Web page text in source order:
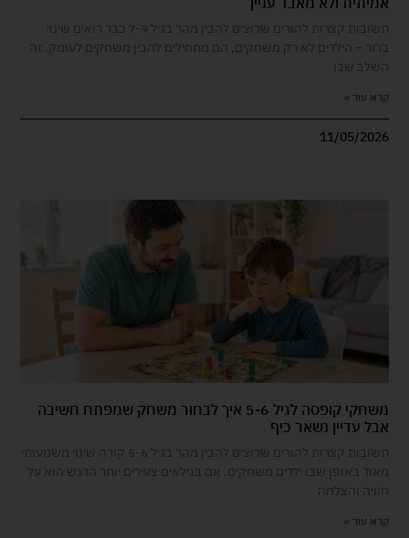
תשובות קצרות להורים שרוצים להבין מהר בגיל 7-9 כבר רואים שינוי
ברור – הילדים לא רק משחקים, הם מתחילים להבין משחקים לעומק. זה
השלב שבו
קרא עוד »
11/05/2026
משחקי קופסה לגיל 5-6 איך לבחור משחק שמפתח חשיבה
אבל עדיין נשאר כיף
תשובות קצרות להורים שרוצים להבין מהר בגיל 5-6 קורה שינוי משמעותי
מאוד באופן שבו ילדים משחקים. אם בגילאים צעירים יותר הדגש הוא על
חוויה והצלחה
קרא עוד »